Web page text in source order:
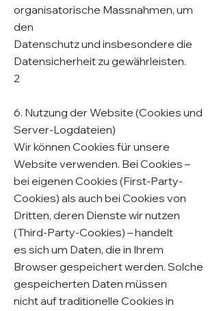
organisatorische Massnahmen, um
den
Datenschutz und insbesondere die
Datensicherheit zu gewährleisten.
2
6. Nutzung der Website (Cookies und
Server-Logdateien)
Wir können Cookies für unsere
Website verwenden. Bei Cookies –
bei eigenen Cookies (First-Party-
Cookies) als auch bei Cookies von
Dritten, deren Dienste wir nutzen
(Third-Party-Cookies) – handelt
es sich um Daten, die in Ihrem
Browser gespeichert werden. Solche
gespeicherten Daten müssen
nicht auf traditionelle Cookies in